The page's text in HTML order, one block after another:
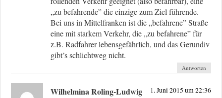
„zu befahrende” die einzige zum Ziel führende.
Bei uns in Mittelfranken ist die „befahrene” Straße
eine mit starkem Verkehr, die „zu befahrene” für
z.B. Radfahrer lebensgefährlich, und das Gerundiv
gibt’s schlichtweg nicht.
Antworten
Wilhelmina Roling-Ludwig 1. Juni 2015 um 22:36